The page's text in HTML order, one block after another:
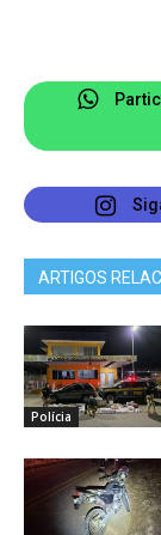
ARTIGOS
Polícia